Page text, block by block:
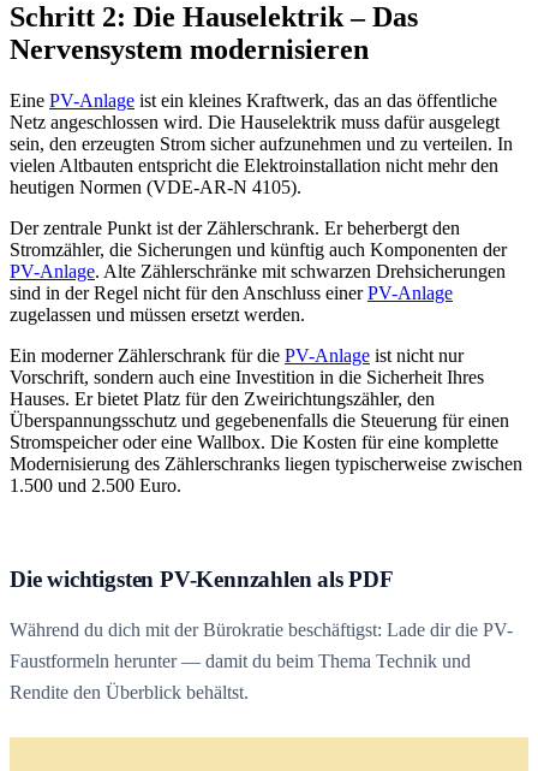
Schritt 2: Die Hauselektrik – Das
Nervensystem modernisieren
Eine PV-Anlage ist ein kleines Kraftwerk, das an das öffentliche
Netz angeschlossen wird. Die Hauselektrik muss dafür ausgelegt
sein, den erzeugten Strom sicher aufzunehmen und zu verteilen. In
vielen Altbauten entspricht die Elektroinstallation nicht mehr den
heutigen Normen (VDE-AR-N 4105).
Der zentrale Punkt ist der Zählerschrank. Er beherbergt den
Stromzähler, die Sicherungen und künftig auch Komponenten der
PV-Anlage. Alte Zählerschränke mit schwarzen Drehsicherungen
sind in der Regel nicht für den Anschluss einerPV-Anlage
zugelassen und müssen ersetzt werden.
Ein moderner Zählerschrank für die PV-Anlage ist nicht nur
Vorschrift, sondern auch eine Investition in die Sicherheit Ihres
Hauses. Er bietet Platz für den Zweirichtungszähler, den
Überspannungsschutz und gegebenenfalls die Steuerung für einen
Stromspeicher oder eine Wallbox. Die Kosten für eine komplette
Modernisierung des Zählerschranks liegen typischerweise zwischen
1.500 und 2.500 Euro.
Die wichtigsten PV-Kennzahlen als PDF
Während du dich mit der Bürokratie beschäftigst: Lade dir die PV-
Faustformeln herunter — damit du beim Thema Technik und
Rendite den Überblick behältst.